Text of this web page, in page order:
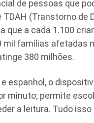
de pessoas que
(Transtorno de
que a cada 1.100
famílias afetadas
380 milhões.
espanhol, o
minuto; permite
a leitura. Tudo isso